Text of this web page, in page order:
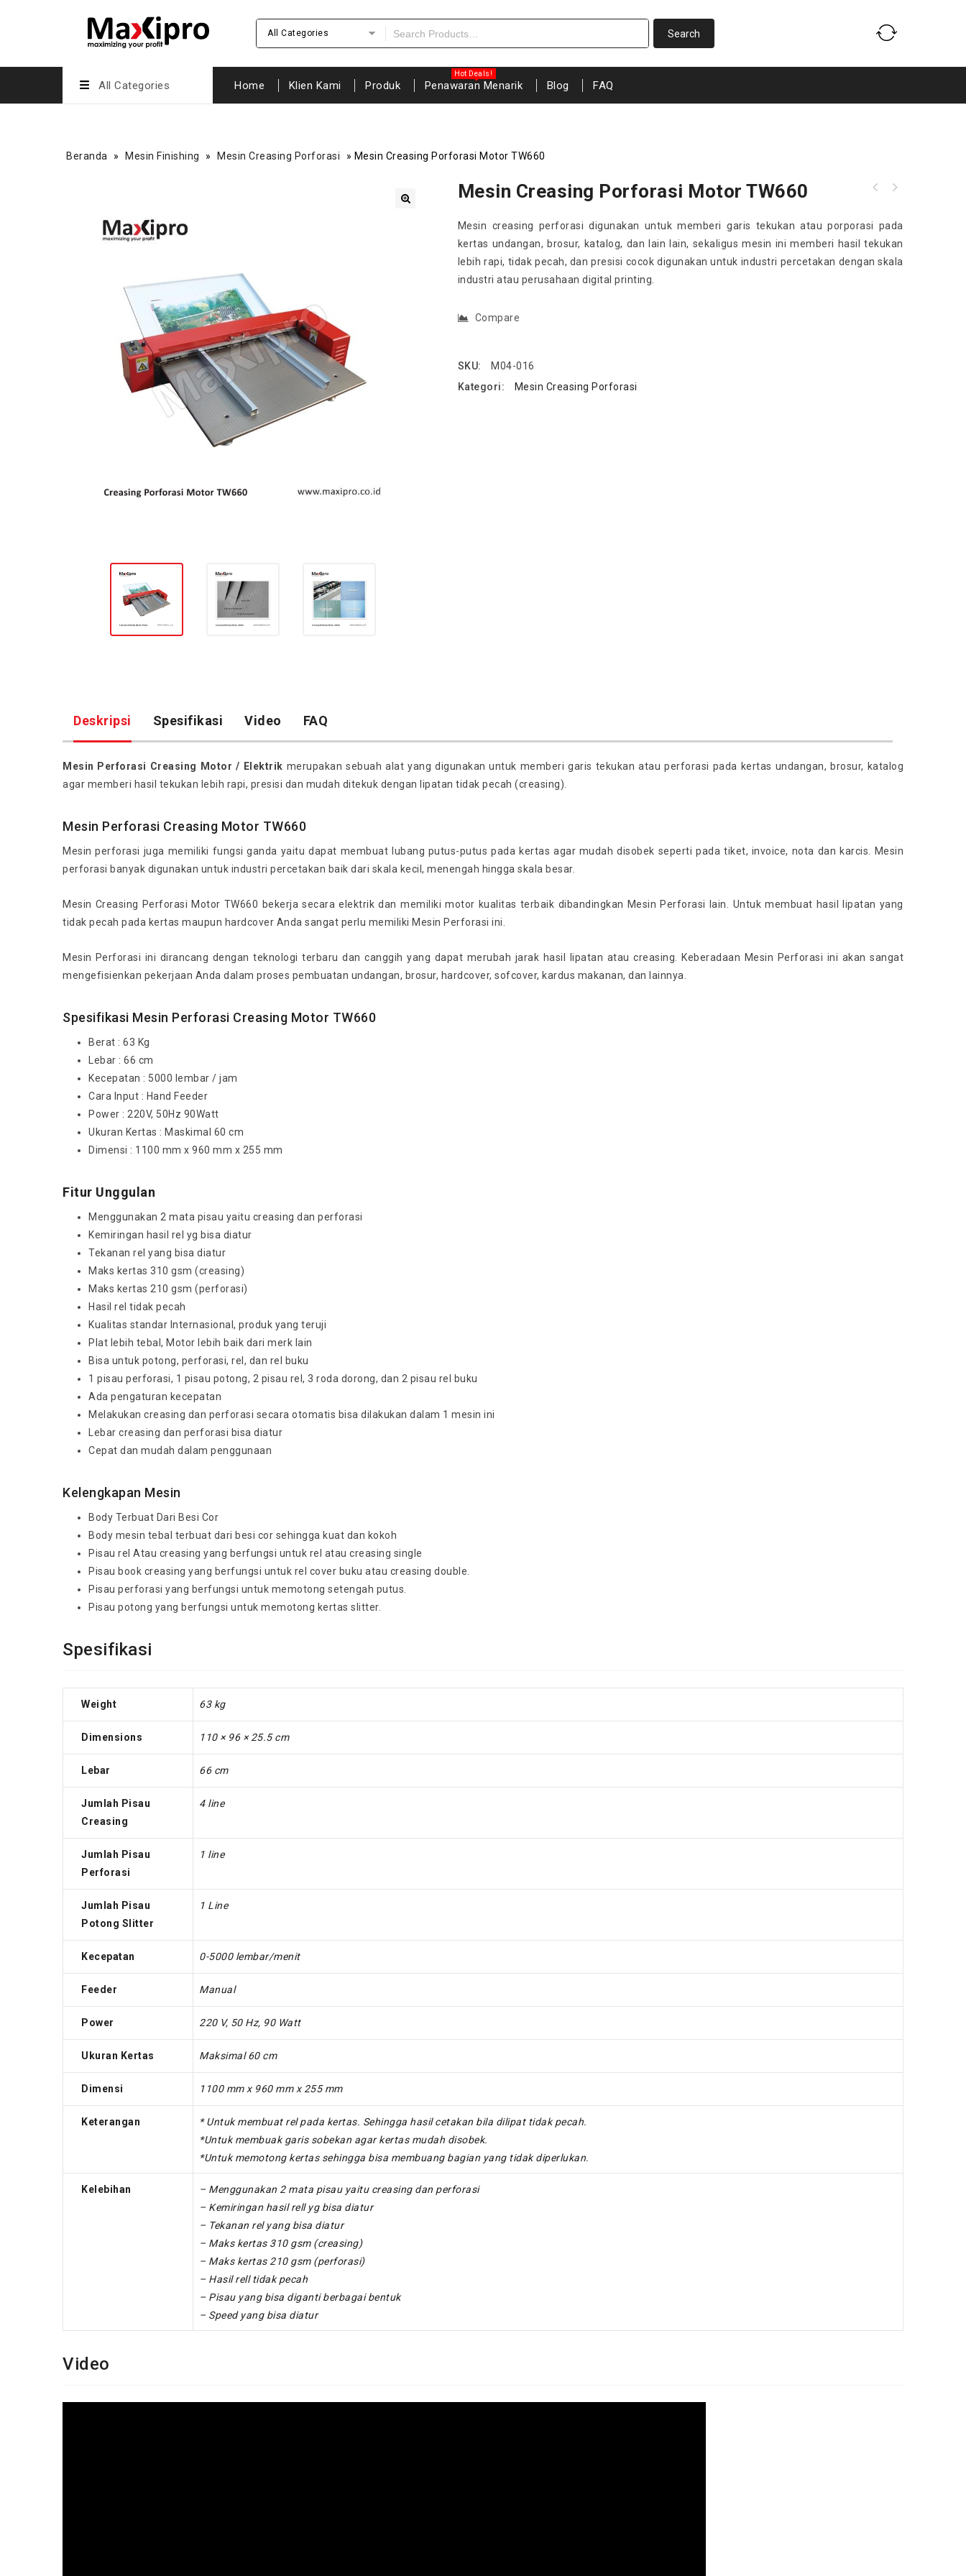
All Categories
All Categories Home Klien Kami Produk Penawaran Menarik Blog FAQ
Beranda » Mesin Finishing » Mesin Creasing Porforasi » Mesin Creasing Porforasi Motor TW660
Mesin Creasing Porforasi Motor TW660
Mesin creasing perforasi digunakan untuk memberi garis tekukan atau porporasi pada
kertas undangan, brosur, katalog, dan lain lain, sekaligus mesin ini memberi hasil tekukan
lebih rapi, tidak pecah, dan presisi cocok digunakan untuk industri percetakan dengan skala
industri atau perusahaan digital printing.
Compare
SKU:
M04-016
Kategori:
Mesin Creasing Porforasi
Deskripsi Spesifikasi Video FAQ
Mesin Perforasi Creasing Motor / Elektrik merupakan sebuah alat yang digunakan untuk memberi garis tekukan atau perforasi pada kertas undangan, brosur, katalog
agar memberi hasil tekukan lebih rapi, presisi dan mudah ditekuk dengan lipatan tidak pecah (creasing).
Mesin Perforasi Creasing Motor TW660
Mesin perforasi juga memiliki fungsi ganda yaitu dapat membuat lubang putus-putus pada kertas agar mudah disobek seperti pada tiket, invoice, nota dan karcis. Mesin
perforasi banyak digunakan untuk industri percetakan baik dari skala kecil, menengah hingga skala besar.
Mesin Creasing Perforasi Motor TW660 bekerja secara elektrik dan memiliki motor kualitas terbaik dibandingkan Mesin Perforasi lain. Untuk membuat hasil lipatan yang
tidak pecah pada kertas maupun hardcover Anda sangat perlu memiliki Mesin Perforasi ini.
Mesin Perforasi ini dirancang dengan teknologi terbaru dan canggih yang dapat merubah jarak hasil lipatan atau creasing. Keberadaan Mesin Perforasi ini akan sangat
mengefisienkan pekerjaan Anda dalam proses pembuatan undangan, brosur, hardcover, sofcover, kardus makanan, dan lainnya.
Spesifikasi Mesin Perforasi Creasing Motor TW660
Berat : 63 Kg
Lebar : 66 cm
Kecepatan : 5000 lembar / jam
Cara Input : Hand Feeder
Power : 220V, 50Hz 90Watt
Ukuran Kertas : Maskimal 60 cm
Dimensi : 1100 mm x 960 mm x 255 mm
Fitur Unggulan
Menggunakan 2 mata pisau yaitu creasing dan perforasi
Kemiringan hasil rel yg bisa diatur
Tekanan rel yang bisa diatur
Maks kertas 310 gsm (creasing)
Maks kertas 210 gsm (perforasi)
Hasil rel tidak pecah
Kualitas standar Internasional, produk yang teruji
Plat lebih tebal, Motor lebih baik dari merk lain
Bisa untuk potong, perforasi, rel, dan rel buku
1 pisau perforasi, 1 pisau potong, 2 pisau rel, 3 roda dorong, dan 2 pisau rel buku
Ada pengaturan kecepatan
Melakukan creasing dan perforasi secara otomatis bisa dilakukan dalam 1 mesin ini
Lebar creasing dan perforasi bisa diatur
Cepat dan mudah dalam penggunaan
Kelengkapan Mesin
Body Terbuat Dari Besi Cor
Body mesin tebal terbuat dari besi cor sehingga kuat dan kokoh
Pisau rel Atau creasing yang berfungsi untuk rel atau creasing single
Pisau book creasing yang berfungsi untuk rel cover buku atau creasing double.
Pisau perforasi yang berfungsi untuk memotong setengah putus.
Pisau potong yang berfungsi untuk memotong kertas slitter.
Spesifikasi
Weight 63 kg
Dimensions 110 × 96 × 25.5 cm
Lebar 66 cm
Jumlah Pisau
Creasing
4 line
Jumlah Pisau
Perforasi
1 line
Jumlah Pisau
Potong Slitter
1 Line
Kecepatan 0-5000 lembar/menit
Feeder Manual
Power 220 V, 50 Hz, 90 Watt
Ukuran Kertas Maksimal 60 cm
Dimensi 1100 mm x 960 mm x 255 mm
Keterangan
* Untuk membuat rel pada kertas. Sehingga hasil cetakan bila dilipat tidak pecah.
*Untuk membuak garis sobekan agar kertas mudah disobek.
*Untuk memotong kertas sehingga bisa membuang bagian yang tidak diperlukan.
Kelebihan
– Menggunakan 2 mata pisau yaitu creasing dan perforasi
– Kemiringan hasil rell yg bisa diatur
– Tekanan rel yang bisa diatur
– Maks kertas 310 gsm (creasing)
– Maks kertas 210 gsm (perforasi)
– Hasil rell tidak pecah
– Pisau yang bisa diganti berbagai bentuk
– Speed yang bisa diatur
Video